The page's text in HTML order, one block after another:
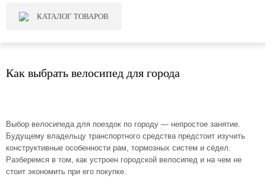
КАТАЛОГ ТОВАРОВ
Как выбрать велосипед для города
Выбор велосипеда для поездок по городу — непростое занятие.
Будущему владельцу транспортного средства предстоит изучить
конструктивные особенности рам, тормозных систем и сёдел.
Разберемся в том, как устроен городской велосипед и на чем не
стоит экономить при его покупке.